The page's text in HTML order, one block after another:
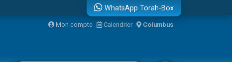
WhatsApp Torah-Box
Mon compte Calendrier Columbus